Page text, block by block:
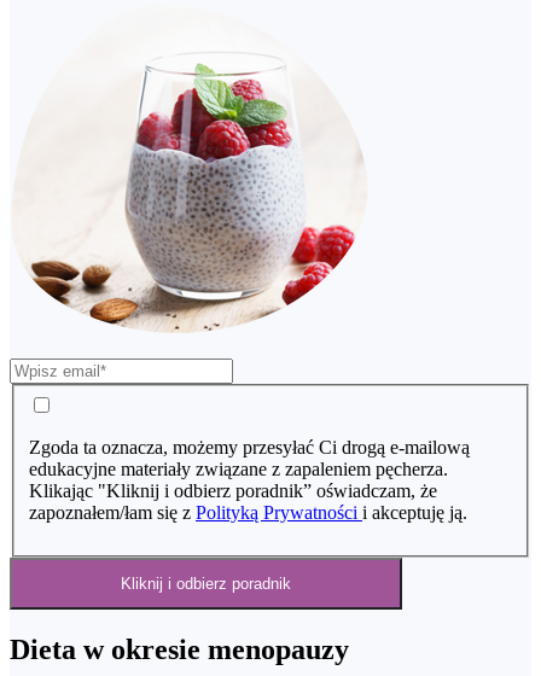
Zgoda ta oznacza, możemy przesyłać Ci drogą e-mailową
edukacyjne materiały związane z zapaleniem pęcherza.
Klikając "Kliknij i odbierz poradnik” oświadczam, że
zapoznałem/łam się z Polityką Prywatności i akceptuję ją.
Kliknij i odbierz poradnik
Dieta w okresie menopauzy